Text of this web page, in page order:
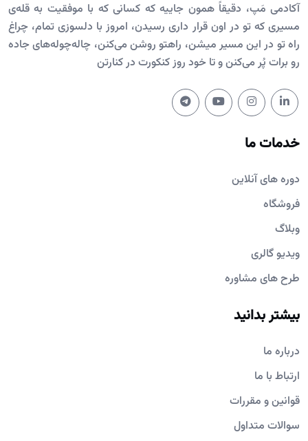
آکادمی مَپ، دقیقاً همون جاییه که کسانی که با موفقیت به قله‌ی
مسیری که تو در اون قرار داری رسیدن، امروز با دلسوزی تمام، چراغ
راه تو در این مسیر میشن، راهتو روشن می‌کنن، چاله‌چوله‌های جاده
رو برات پُر می‌کنن و تا خود روز کنکورت در کنارتن
خدمات ما
دوره های آنلاین
فروشگاه
وبلاگ
ویدیو گالری
طرح های مشاوره
بیشتر بدانید
درباره ما
ارتباط با ما
قوانین و مقررات
سوالات متداول